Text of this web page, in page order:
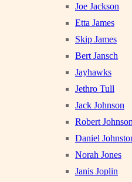
Joe Jackson
Etta James
Skip James
Bert Jansch
Jayhawks
Jethro Tull
Jack Johnson
Robert Johnson
Daniel
Norah Jones
Janis Joplin